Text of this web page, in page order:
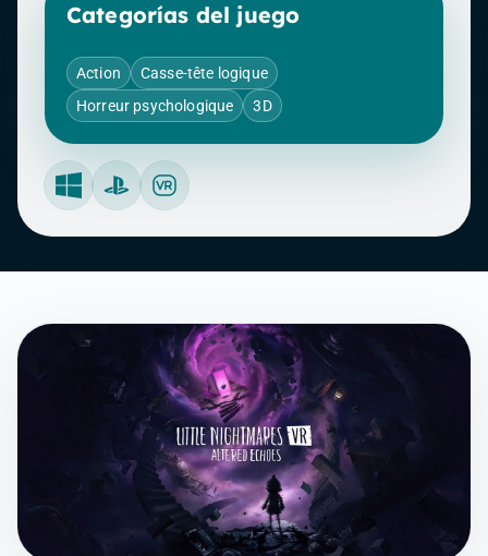
Categorías del juego
Action
Casse-tête logique
Horreur psychologique
3D
WindowsPlayStation
VR